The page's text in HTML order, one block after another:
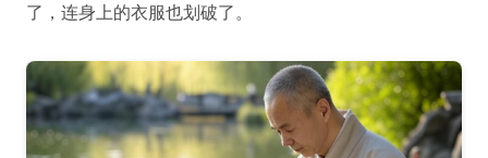
了，连身上的衣服也划破了。